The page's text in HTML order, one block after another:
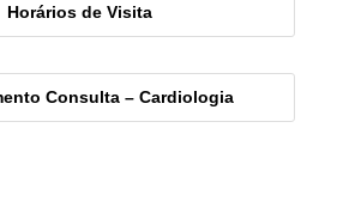
Horários de Visita
Consulta – Cardiologia